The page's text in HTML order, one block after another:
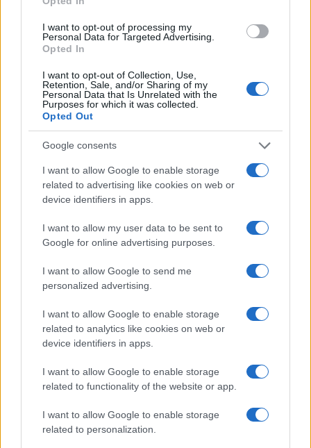
I want to opt-out of processing my
Personal Data for Targeted Advertising.
Opted In
I want to opt-out of Collection, Use,
Retention, Sale, and/or Sharing of my
Personal Data that Is Unrelated with the
Purposes for which it was collected.
Opted Out
Google consents
I want to allow Google to enable storage
related to advertising like cookies on web or
device identifiers in apps.
I want to allow my user data to be sent to
Google for online advertising purposes.
I want to allow Google to send me
personalized advertising.
I want to allow Google to enable storage
related to analytics like cookies on web or
device identifiers in apps.
I want to allow Google to enable storage
related to functionality of the website or app.
I want to allow Google to enable storage
related to personalization.
Mario Malu
Paolo Pinna
Martina Agostina Diturco
I nostri cari
I nostri cari